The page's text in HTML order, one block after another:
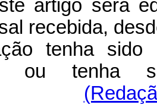
artigo será
recebida,
tenha sido
ou tenha